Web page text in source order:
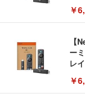
￥
【
ー
レ
￥